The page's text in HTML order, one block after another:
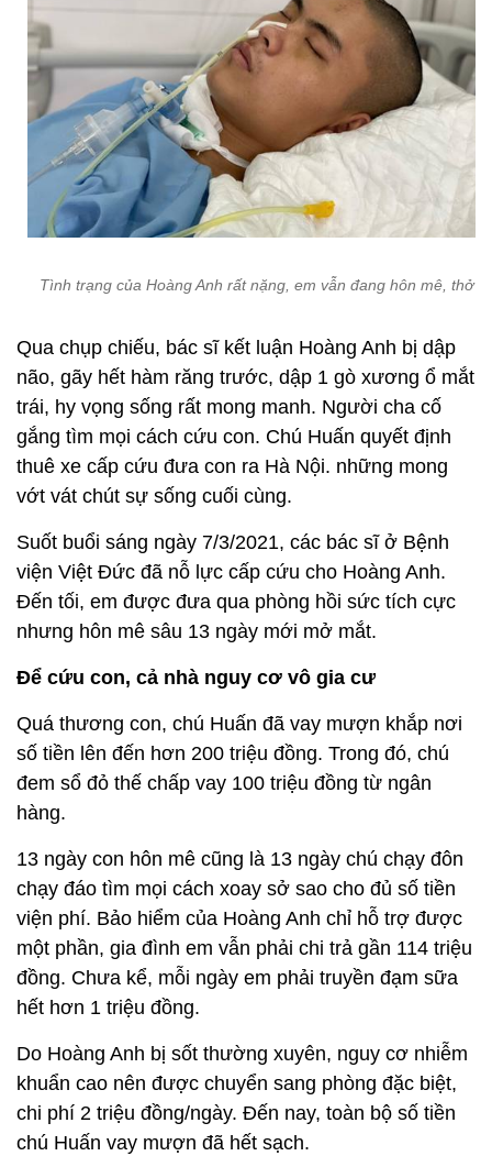
Tình trạng của Hoàng Anh rất nặng, em vẫn đang hôn mê, thở
Qua chụp chiếu, bác sĩ kết luận Hoàng Anh bị dập
não, gãy hết hàm răng trước, dập 1 gò xương ổ mắt
trái, hy vọng sống rất mong manh. Người cha cố
gắng tìm mọi cách cứu con. Chú Huấn quyết định
thuê xe cấp cứu đưa con ra Hà Nội. những mong
vớt vát chút sự sống cuối cùng.
Suốt buổi sáng ngày 7/3/2021, các bác sĩ ở Bệnh
viện Việt Đức đã nỗ lực cấp cứu cho Hoàng Anh.
Đến tối, em được đưa qua phòng hồi sức tích cực
nhưng hôn mê sâu 13 ngày mới mở mắt.
Để cứu con, cả nhà nguy cơ vô gia cư
Quá thương con, chú Huấn đã vay mượn khắp nơi
số tiền lên đến hơn 200 triệu đồng. Trong đó, chú
đem sổ đỏ thế chấp vay 100 triệu đồng từ ngân
hàng.
13 ngày con hôn mê cũng là 13 ngày chú chạy đôn
chạy đáo tìm mọi cách xoay sở sao cho đủ số tiền
viện phí. Bảo hiểm của Hoàng Anh chỉ hỗ trợ được
một phần, gia đình em vẫn phải chi trả gần 114 triệu
đồng. Chưa kể, mỗi ngày em phải truyền đạm sữa
hết hơn 1 triệu đồng.
Do Hoàng Anh bị sốt thường xuyên, nguy cơ nhiễm
khuẩn cao nên được chuyển sang phòng đặc biệt,
chi phí 2 triệu đồng/ngày. Đến nay, toàn bộ số tiền
chú Huấn vay mượn đã hết sạch.